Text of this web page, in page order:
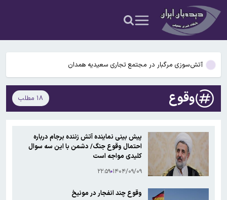
عکس و فیلم
یافته جدید: سرعت گرمایش جهانی در یک دهه گذشته تقریباً دو برابر
شده است
جزئیات جدید افزایش سنوات بازنشستگی/ چه کسانی باید بیشتر کار کنند و
چه افرادی معاف هستند؟
آتش‌سوزی مرگبار در مجتمع تجاری سعیدیه همدان
دانشمندان راز آبشار خونین جنوبگان را کشف کردند
بوگاتی سفارشی با نام «دِستِریِر» معرفی شد / W۱۶ هنوز نفس می‌کشد /
یافته جدید: سرعت گرمایش جهانی در یک دهه گذشته تقریباً دو برابر
شده است
جزئیات جدید افزایش سنوات بازنشستگی/ چه کسانی باید بیشتر کار کنند و
چه افرادی معاف هستند؟
وقوع ۱۸ مطلب
پیش بینی نماینده آتش زننده برجام درباره
احتمال وقوع جنگ/ دشمن با این سه سوال
کلیدی مواجه است
۱۴۰۴/۰۹/۰۹ ۲۲:۵۹
وقوع چند انفجار در مونیخ